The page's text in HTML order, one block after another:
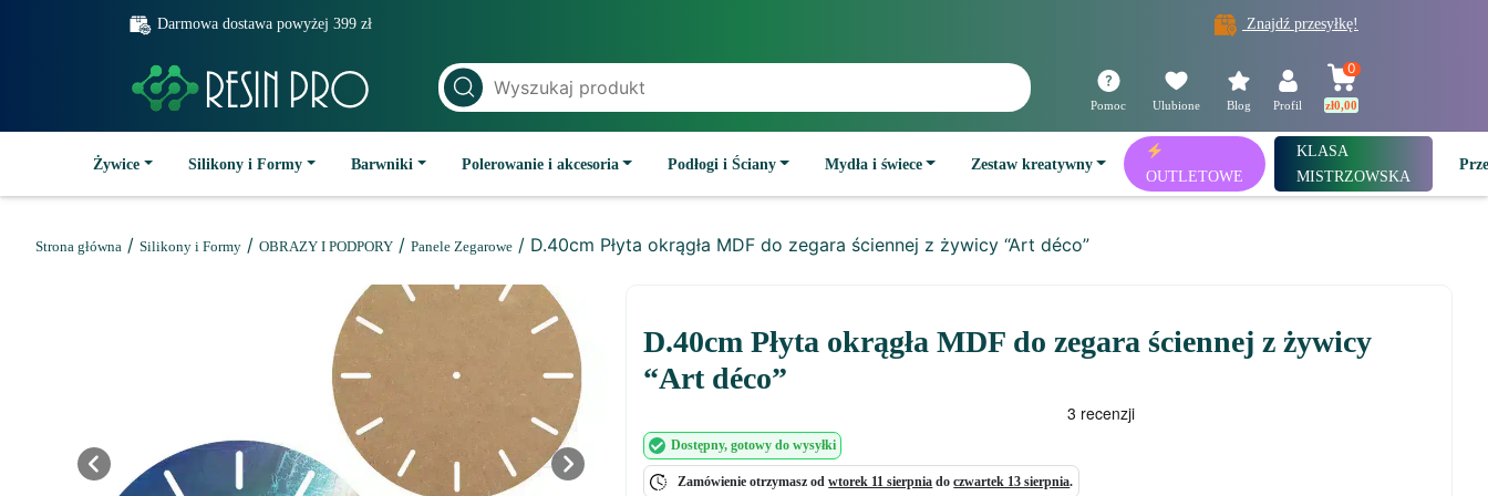
Darmowa dostawa powyżej 399 zł Znajdź przesyłkę!
Pomoc Ulubione Blog Profil
0
zł0,00
Żywice Silikony i Formy Barwniki Polerowanie i akcesoria Podłogi i Ściany Mydła i świece Zestaw kreatywny
OUTLETOWE
KLASA
MISTRZOWSKA
Strona główna / Silikony i Formy / OBRAZY I PODPORY / Panele Zegarowe / D.40cm Płyta okrągła MDF do zegara ściennej z żywicy “Art déco”
Previous Next
D.40cm Płyta okrągła MDF do zegara ściennej z żywicy
“Art déco”
Dostępny, gotowy do wysyłki
Zamówienie otrzymasz odwtorek 11 sierpnia doczwartek 13 sierpnia.